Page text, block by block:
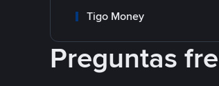
Tigo Money
Preguntas